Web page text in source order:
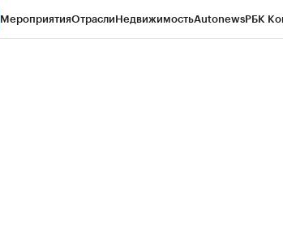
МероприятияОтраслиНедвижимостьAutonewsРБК